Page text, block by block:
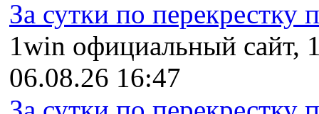
За сутки по перекрестку
1win официальный сайт,
06.08.26 16:47